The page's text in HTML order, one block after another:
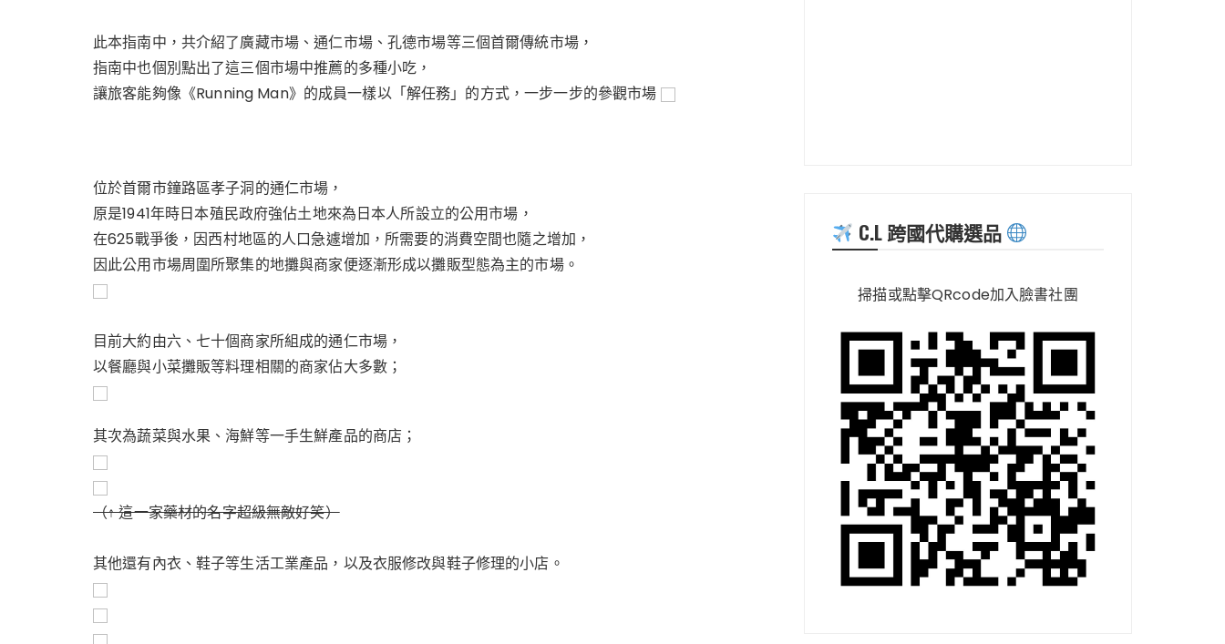
此本指南中，共介紹了廣藏市場、通仁市場、孔德市場等三個首爾傳統市場，
指南中也個別點出了這三個市場中推薦的多種小吃，
讓旅客能夠像《Running Man》的成員一樣以「解任務」的方式，一步一步的參觀市場
位於首爾市鐘路區孝子洞的通仁市場，
原是1941年時日本殖民政府強佔土地來為日本人所設立的公用市場，
在625戰爭後，因西村地區的人口急遽增加，所需要的消費空間也隨之增加，
因此公用市場周圍所聚集的地攤與商家便逐漸形成以攤販型態為主的市場。
目前大約由六、七十個商家所組成的通仁市場，
以餐廳與小菜攤販等料理相關的商家佔大多數；
其次為蔬菜與水果、海鮮等一手生鮮產品的商店；
（↑ 這一家藥材的名字超級無敵好笑）
其他還有內衣、鞋子等生活工業產品，以及衣服修改與鞋子修理的小店。
C.L 跨國代購選品
掃描或點擊QRcode加入臉書社團